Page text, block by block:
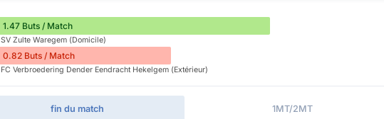
1.47 Buts / Match
SV Zulte Waregem (Domicile)
0.82 Buts / Match
FC Verbroedering Dender Eendracht Hekelgem (Extérieur)
fin du match 1MT/2MT